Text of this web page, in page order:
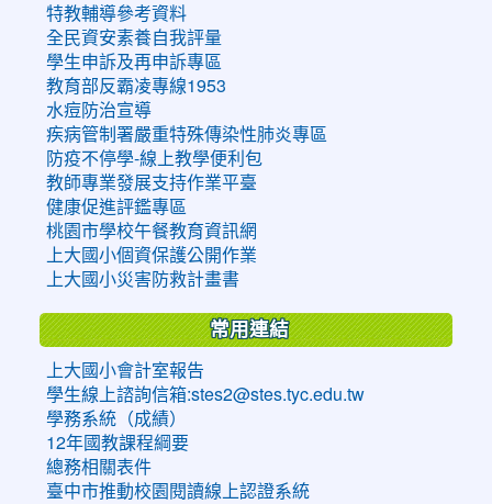
特教輔導參考資料
全民資安素養自我評量
學生申訴及再申訴專區
教育部反霸凌專線1953
水痘防治宣導
疾病管制署嚴重特殊傳染性肺炎專區
防疫不停學-線上教學便利包
教師專業發展支持作業平臺
健康促進評鑑專區
桃園市學校午餐教育資訊網
上大國小個資保護公開作業
上大國小災害防救計畫書
常用連結
上大國小會計室報告
學生線上諮詢信箱:stes2@stes.tyc.edu.tw
學務系統（成績）
12年國教課程綱要
總務相關表件
臺中市推動校園閱讀線上認證系統